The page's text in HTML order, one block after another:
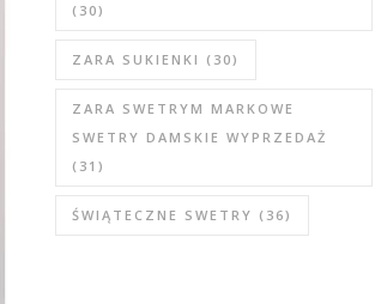
(30)
ZARA SUKIENKI (30)
ZARA SWETRYM MARKOWE
SWETRY DAMSKIE WYPRZEDAŻ
(31)
ŚWIĄTECZNE SWETRY (36)